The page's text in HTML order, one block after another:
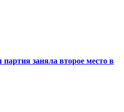
заняла второе место в